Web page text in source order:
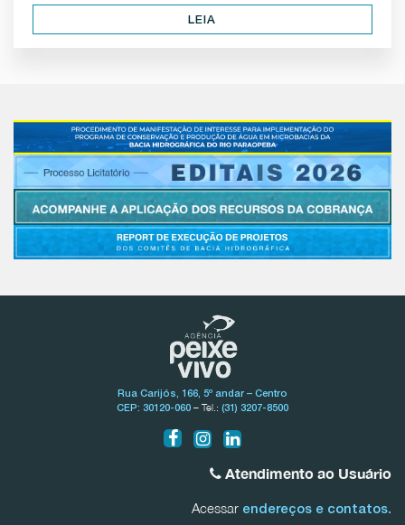
LEIA
Rua Carijós, 166, 5º andar – Centro
CEP: 30120-060 – Tel.: (31) 3207-8500
Atendimento ao Usuário
Acessar endereços e contatos.